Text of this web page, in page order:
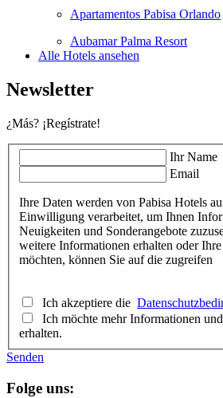
Apartamentos Pabisa Orlando
Aubamar Palma Resort
Alle Hotels ansehen
Newsletter
¿Más? ¡Regístrate!
Ihr Name
Email
Ihre Daten werden von Pabisa Hotels
Einwilligung verarbeitet, um Ihnen
Neuigkeiten und Sonderangebote
weitere Informationen erhalten oder
möchten, können Sie auf die zugreifen
Ich möchte mehr Informationen
erhalten.
Senden
Folge uns: